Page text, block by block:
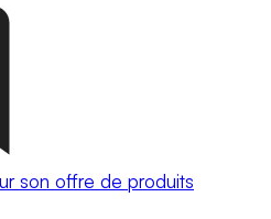
son offre de produits